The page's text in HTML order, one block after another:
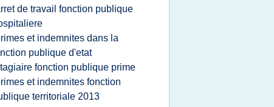
de travail fonction publique
et indemnites dans la
publique d'etat
fonction publique prime
et indemnites fonction
territoriale 2013